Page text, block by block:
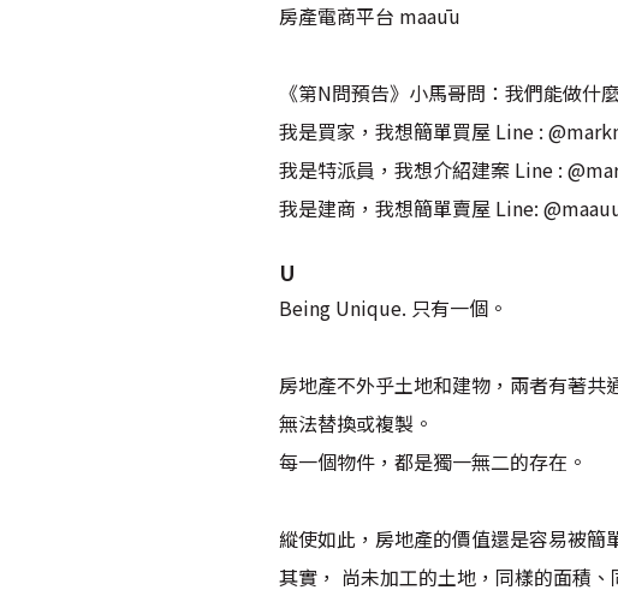
房產電商平台 maaūu
《第N問預告》小馬哥問：我們能做什
我是買家，我想簡單買屋 Line :
我是特派員，我想介紹建案 Line :
我是建商，我想簡單賣屋 Line:
U
Being Unique. 只有一個。
房地產不外乎土地和建物，兩者有著共
無法替換或複製。
每一個物件，都是獨一無二的存在。
縱使如此，房地產的價值還是容易被簡
其實， 尚未加工的土地，同樣的面積